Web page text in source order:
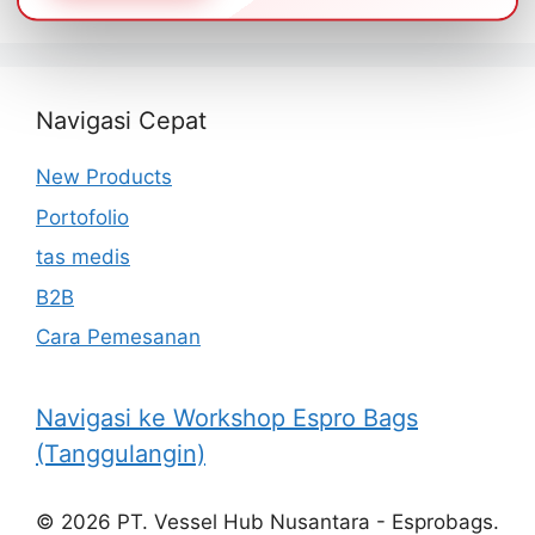
Navigasi Cepat
New Products
Portofolio
tas medis
B2B
Cara Pemesanan
Navigasi ke Workshop Espro Bags
(Tanggulangin)
© 2026 PT. Vessel Hub Nusantara - Esprobags.